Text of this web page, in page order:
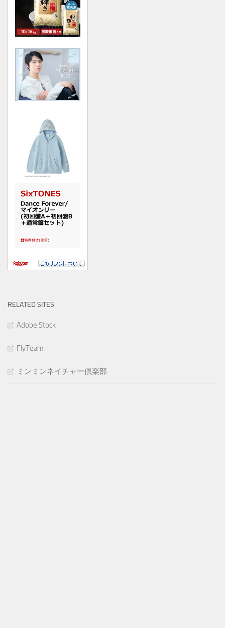
RELATED SITES
Adobe Stock
FlyTeam
ミンミンネイチャー倶楽部